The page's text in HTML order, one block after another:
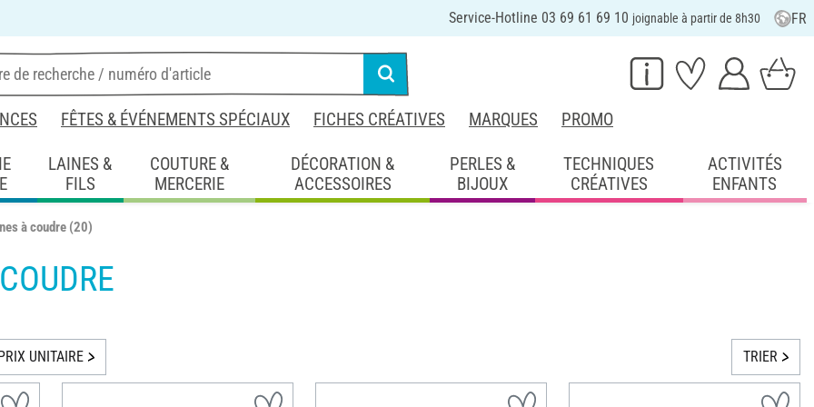
Service-Hotline 03 69 61 69 10 joignable à partir de 8h30 FR
FÊTES & ÉVÉNEMENTS SPÉCIAUX FICHES CRÉATIVES MARQUES PROMO
LAINES &
FILS
COUTURE &
MERCERIE
DÉCORATION &
ACCESSOIRES
PERLES &
BIJOUX
TECHNIQUES
CRÉATIVES
ACTIVITÉS
ENFANTS
à coudre (20)
UNITAIRE TRIER